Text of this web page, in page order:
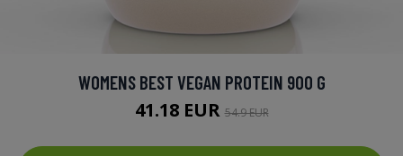
WOMENS BEST VEGAN PROTEIN 900 G
41.18 EUR54.9 EUR